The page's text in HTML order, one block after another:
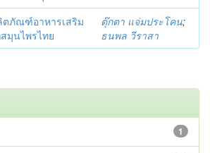
ตภัณฑ์อาหารเสริม
มุนไพรไทย
ตุ๊กตา แจ่มประโคน;
ธนพล วีราสา
1